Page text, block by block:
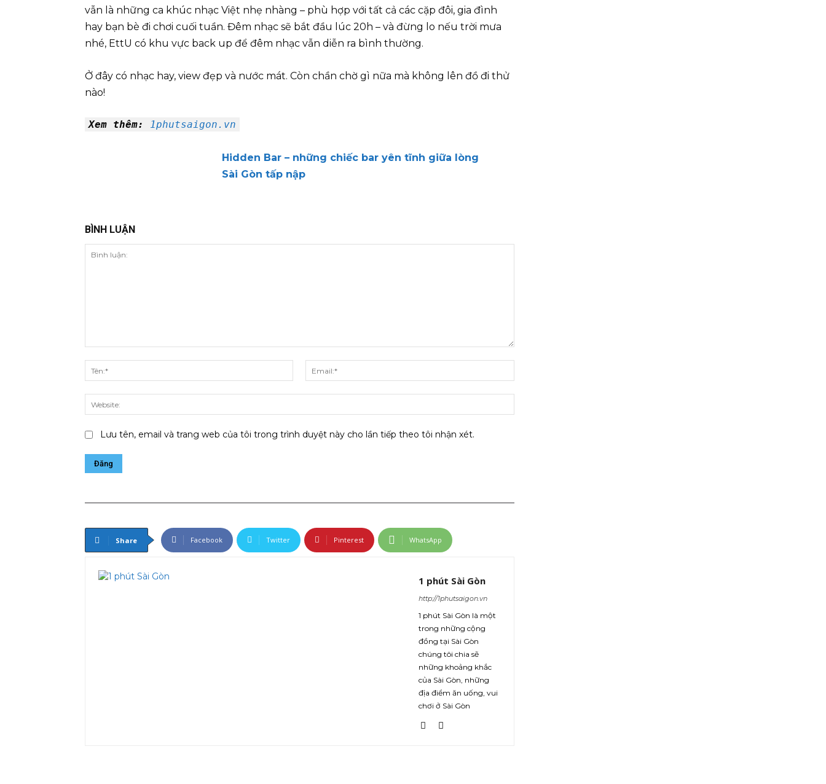
vẫn là những ca khúc nhạc Việt nhẹ nhàng – phù hợp với tất cả các cặp đôi, gia đình
hay bạn bè đi chơi cuối tuần. Đêm nhạc sẽ bắt đầu lúc 20h – và đừng lo nếu trời mưa
nhé, EttU có khu vực back up để đêm nhạc vẫn diễn ra bình thường.
Ở đây có nhạc hay, view đẹp và nước mát. Còn chần chờ gì nữa mà không lên đồ đi thử
nào!
Xem thêm: 1phutsaigon.vn
Hidden Bar – những chiếc bar yên tĩnh giữa lòng
Sài Gòn tấp nập
BÌNH LUẬN
Lưu tên, email và trang web của tôi trong trình duyệt này cho lần tiếp theo tôi nhận xét.
Share Facebook Twitter Pinterest WhatsApp
1 phút Sài Gòn
http://1phutsaigon.vn
1 phút Sài Gòn là một
trong những cộng
đồng tại Sài Gòn
chúng tôi chia sẽ
những khoảng khắc
của Sài Gòn, những
địa điểm ăn uống, vui
chơi ở Sài Gòn